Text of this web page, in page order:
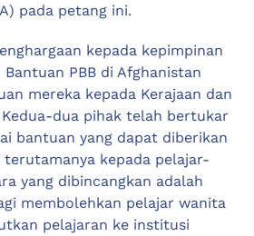
pada petang ini.
kepada kepimpinan
PBB di Afghanistan
mereka kepada Kerajaan dan
dua pihak telah bertukar
bantuan yang dapat diberikan
terutamanya kepada pelajar-
yang dibincangkan adalah
membolehkan pelajar wanita
pelajaran ke institusi